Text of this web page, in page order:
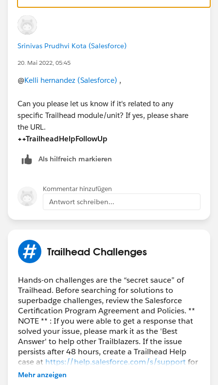
Srinivas Prudhvi Kota (Salesforce)
20. Mai 2022, 05:45
@Kelli hernandez (Salesforce) ,
Can you please let us know if it's related to any
specific Trailhead module/unit? If yes, please share
the URL.
++TrailheadHelpFollowUp
Als hilfreich markieren
Kommentar hinzufügen
Antwort schreiben...
Trailhead Challenges
Hands-on challenges are the “secret sauce” of
Trailhead. Before searching for solutions to
superbadge challenges, review the Salesforce
Certification Program Agreement and Policies. **
NOTE ** : If you were able to get a response that
solved your issue, please mark it as the 'Best
Answer' to help other Trailblazers. If the issue
persists after 48 hours, create a Trailhead Help
case at https://help.salesforce.com/s/supportfor
further assistance.
Mehr anzeigen